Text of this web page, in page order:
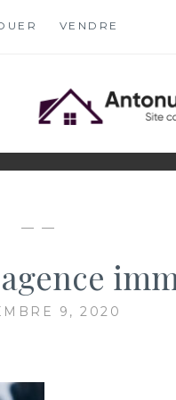
VENDRE
— —
9, 2020